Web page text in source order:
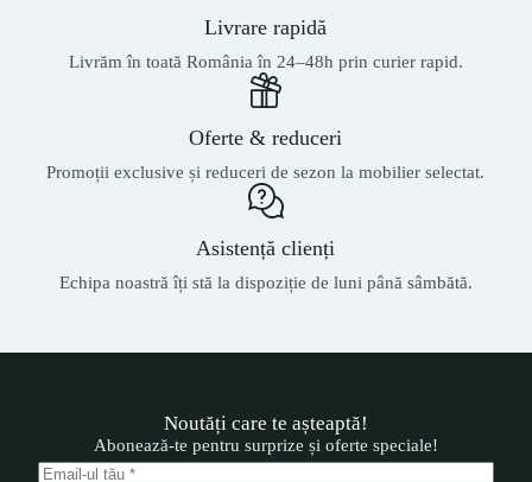
Livrare rapidă
Livrăm în toată România în 24–48h prin curier rapid.
Oferte & reduceri
Promoții exclusive și reduceri de sezon la mobilier selectat.
Asistență clienți
Echipa noastră îți stă la dispoziție de luni până sâmbătă.
Noutăți care te așteaptă!
Abonează-te pentru surprize și oferte speciale!